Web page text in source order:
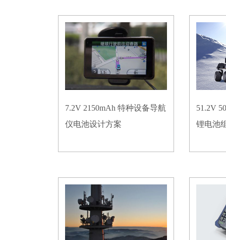
7.2V 2150mAh 特种设备导航
仪电池设计方案
51.2V
锂电池